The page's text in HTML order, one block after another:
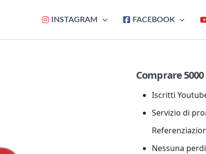
INSTAGRAM FACEBOOK
Comprare
Iscritti
Servizio di
Nessuna